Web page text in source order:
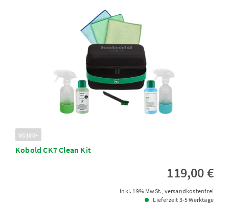
VG100+
Kobold CK7 Clean Kit
119,00 €
inkl. 19% MwSt., versandkostenfrei
Lieferzeit 3-5 Werktage